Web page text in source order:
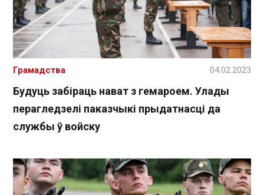
Будуць забіраць нават з гемароем. Улады
перагледзелі паказчыкі прыдатнасці да
службы ў войску
Грамадства 04.02.2023